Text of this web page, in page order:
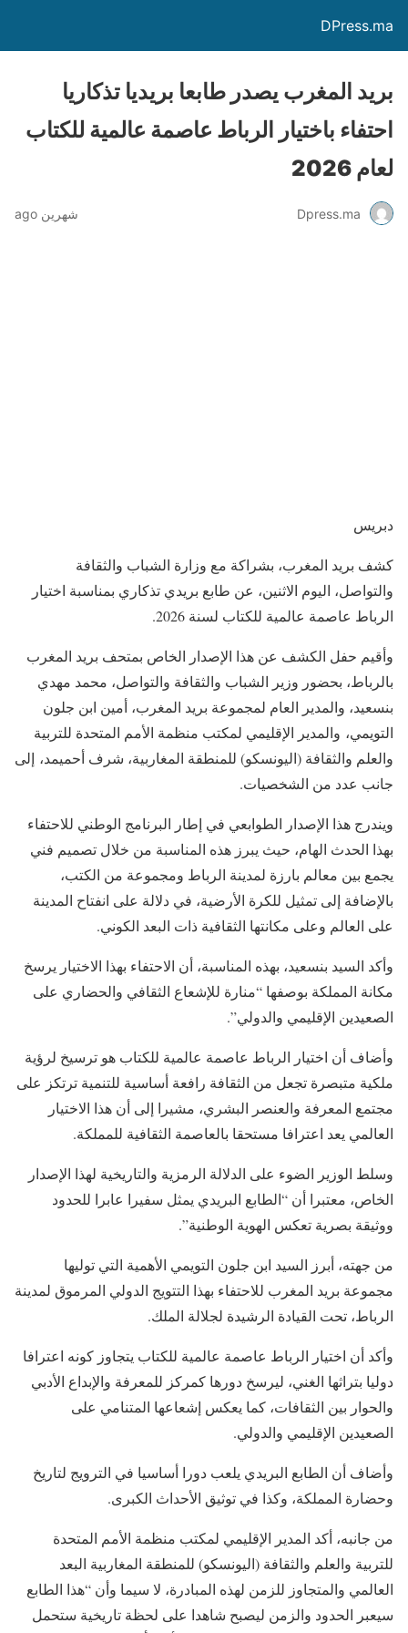
DPress.ma
بريد المغرب يصدر طابعا بريديا تذكاريا
احتفاء باختيار الرباط عاصمة عالمية للكتاب
لعام 2026
Dpress.ma شهرين ago
دبريس
كشف بريد المغرب، بشراكة مع وزارة الشباب والثقافة
والتواصل، اليوم الاثنين، عن طابع بريدي تذكاري بمناسبة اختيار
الرباط عاصمة عالمية للكتاب لسنة 2026.
وأقيم حفل الكشف عن هذا الإصدار الخاص بمتحف بريد المغرب
بالرباط، بحضور وزير الشباب والثقافة والتواصل، محمد مهدي
بنسعيد، والمدير العام لمجموعة بريد المغرب، أمين ابن جلون
التويمي، والمدير الإقليمي لمكتب منظمة الأمم المتحدة للتربية
والعلم والثقافة (اليونسكو) للمنطقة المغاربية، شرف أحميمد، إلى
جانب عدد من الشخصيات.
ويندرج هذا الإصدار الطوابعي في إطار البرنامج الوطني للاحتفاء
بهذا الحدث الهام، حيث يبرز هذه المناسبة من خلال تصميم فني
يجمع بين معالم بارزة لمدينة الرباط ومجموعة من الكتب،
بالإضافة إلى تمثيل للكرة الأرضية، في دلالة على انفتاح المدينة
على العالم وعلى مكانتها الثقافية ذات البعد الكوني.
وأكد السيد بنسعيد، بهذه المناسبة، أن الاحتفاء بهذا الاختيار يرسخ
مكانة المملكة بوصفها “منارة للإشعاع الثقافي والحضاري على
الصعيدين الإقليمي والدولي”.
وأضاف أن اختيار الرباط عاصمة عالمية للكتاب هو ترسيخ لرؤية
ملكية متبصرة تجعل من الثقافة رافعة أساسية للتنمية ترتكز على
مجتمع المعرفة والعنصر البشري، مشيرا إلى أن هذا الاختيار
العالمي يعد اعترافا مستحقا بالعاصمة الثقافية للمملكة.
وسلط الوزير الضوء على الدلالة الرمزية والتاريخية لهذا الإصدار
الخاص، معتبرا أن “الطابع البريدي يمثل سفيرا عابرا للحدود
ووثيقة بصرية تعكس الهوية الوطنية”.
من جهته، أبرز السيد ابن جلون التويمي الأهمية التي توليها
مجموعة بريد المغرب للاحتفاء بهذا التتويج الدولي المرموق لمدينة
الرباط، تحت القيادة الرشيدة لجلالة الملك.
وأكد أن اختيار الرباط عاصمة عالمية للكتاب يتجاوز كونه اعترافا
دوليا بتراثها الغني، ليرسخ دورها كمركز للمعرفة والإبداع الأدبي
والحوار بين الثقافات، كما يعكس إشعاعها المتنامي على
الصعيدين الإقليمي والدولي.
وأضاف أن الطابع البريدي يلعب دورا أساسيا في الترويج لتاريخ
وحضارة المملكة، وكذا في توثيق الأحداث الكبرى.
من جانبه، أكد المدير الإقليمي لمكتب منظمة الأمم المتحدة
للتربية والعلم والثقافة (اليونسكو) للمنطقة المغاربية البعد
العالمي والمتجاوز للزمن لهذه المبادرة، لا سيما وأن “هذا الطابع
سيعبر الحدود والزمن ليصبح شاهدا على لحظة تاريخية ستحمل